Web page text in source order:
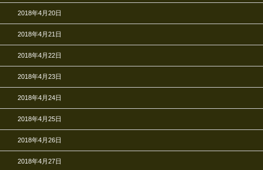
2018年4月20日
2018年4月21日
2018年4月22日
2018年4月23日
2018年4月24日
2018年4月25日
2018年4月26日
2018年4月27日